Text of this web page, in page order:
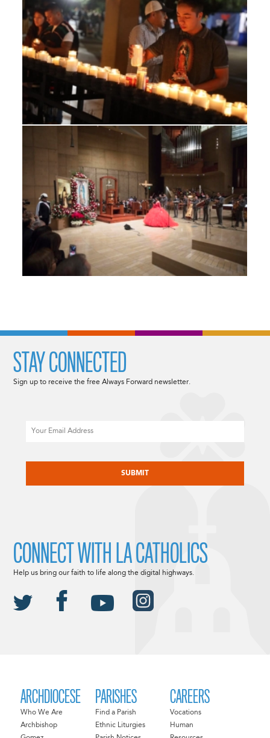
ARCHDIOCESE
Who We Are
Archbishop
PARISHES
Find a Parish
Ethnic Liturgies
CAREERS
Vocations
Human
STAY CONNECTED
Sign up to receive the free Always Forward newsletter.
CONNECT WITH LA CATHOLICS
Help us bring our faith to life along the digital highways.